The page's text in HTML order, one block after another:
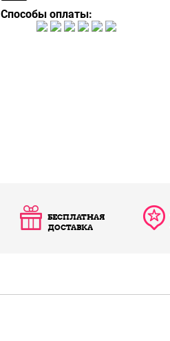
Способы оплаты:
БЕСПЛАТНАЯ
ДОСТАВКА